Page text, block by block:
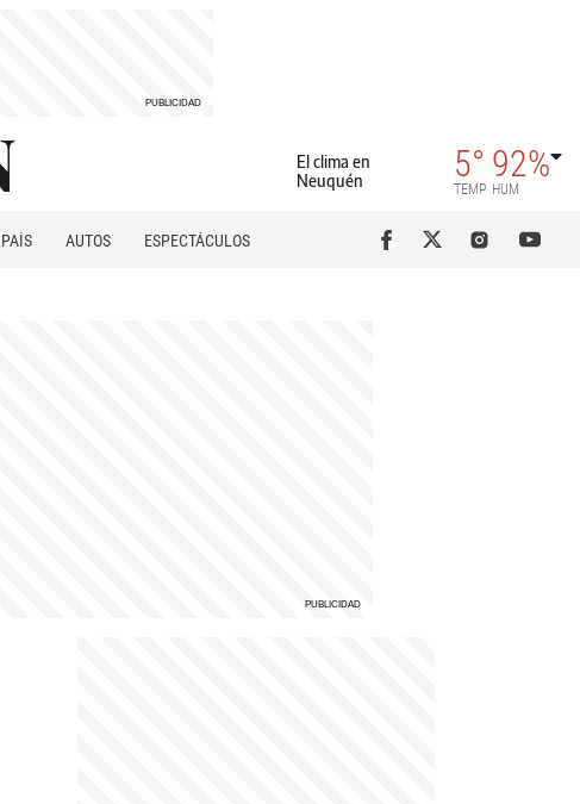
El clima en
Neuquén
5°
TEMP
92%
HUM
PAÍS AUTOS
ESPECTÁCULOS